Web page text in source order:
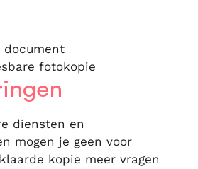
document
fotokopie
diensten en
mogen je geen voor
kopie meer vragen